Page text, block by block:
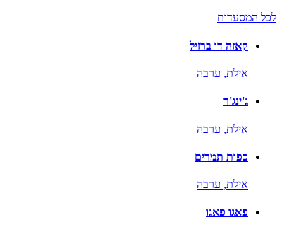
לכל המסעדות
קאזה דו ברזיל
אילת, ערבה
ג'ינג'ר
אילת, ערבה
כפות תמרים
אילת, ערבה
פאגו פאגו